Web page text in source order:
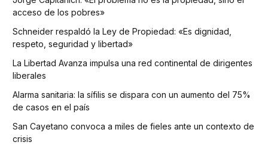
acceso de los pobres»
Schneider respaldó la Ley de Propiedad: «Es dignidad,
respeto, seguridad y libertad»
La Libertad Avanza impulsa una red continental de dirigentes
liberales
Alarma sanitaria: la sífilis se dispara con un aumento del 75%
de casos en el país
San Cayetano convoca a miles de fieles ante un contexto de
crisis